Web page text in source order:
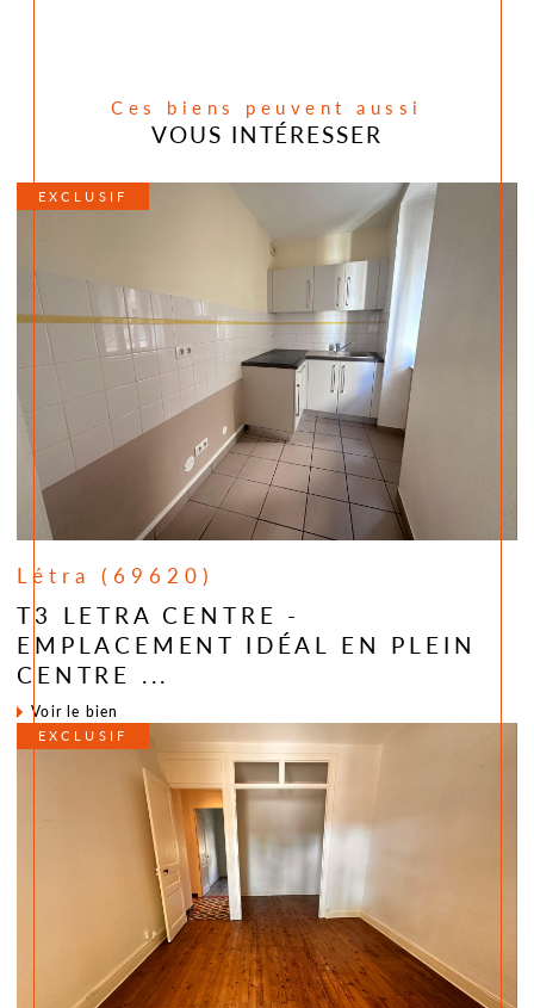
Ces biens peuvent aussi
VOUS INTÉRESSER
EXCLUSIF
Létra (69620)
T3 LETRA CENTRE -
EMPLACEMENT IDÉAL EN PLEIN
CENTRE ...
voir le bien
EXCLUSIF